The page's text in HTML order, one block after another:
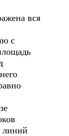
вся
с
линий